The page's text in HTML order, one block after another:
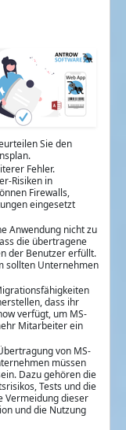
Sie den
Fehler.
Risiken in
Firewalls,
eingesetzt
Anwendung nicht zu
die übertragene
der Benutzer erfüllt.
sollten Unternehmen
dass ihr
verfügt, um MS-
Mitarbeiter ein
von MS-
müssen
Dazu gehören die
Tests und die
Vermeidung dieser
und die Nutzung